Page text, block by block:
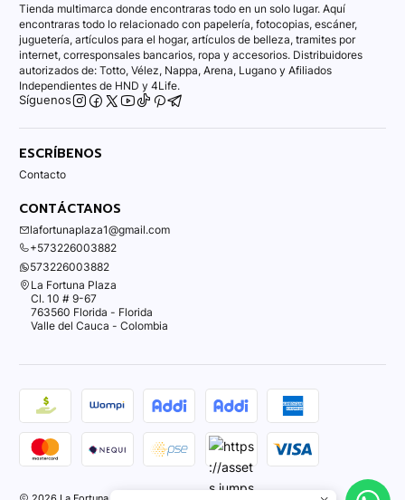
Tienda multimarca donde encontraras todo en un solo lugar. Aquí
encontraras todo lo relacionado con papelería, fotocopias, escáner,
juguetería, artículos para el hogar, artículos de belleza, tramites por
internet, corresponsales bancarios, ropa y accesorios. Distribuidores
autorizados de: Totto, Vélez, Nappa, Arena, Lugano y Afiliados
Independientes de HND y 4Life.
Síguenos
ESCRÍBENOS
Contacto
CONTÁCTANOS
lafortunaplaza1@gmail.com
+573226003882
573226003882
La Fortuna Plaza
Cl. 10 # 9-67
763560 Florida - Florida
Valle del Cauca - Colombia